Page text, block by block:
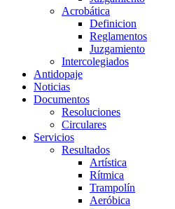
Acrobática
Definicion
Reglamentos
Juzgamiento
Intercolegiados
Antidopaje
Noticias
Documentos
Resoluciones
Circulares
Servicios
Resultados
Artística
Rítmica
Trampolín
Aeróbica